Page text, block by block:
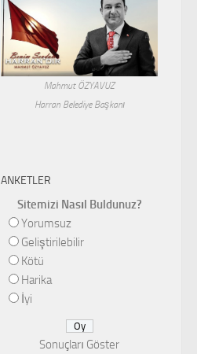
Mahmut ÖZYAVUZ
Harran Belediye Başkanı
ANKETLER
Sitemizi Nasıl Buldunuz?
Yorumsuz
Geliştirilebilir
Kötü
Harika
İyi
Sonuçları Göster